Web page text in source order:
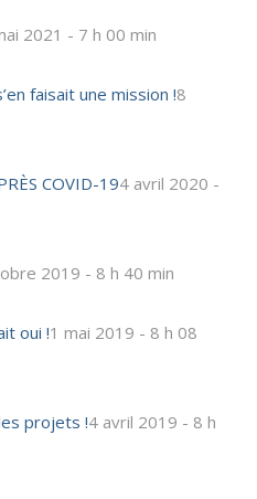
2021 - 7 h 00 min
faisait une mission !8
COVID-194 avril 2020 -
2019 - 8 h 40 min
oui !1 mai 2019 - 8 h 08
projets !4 avril 2019 - 8 h